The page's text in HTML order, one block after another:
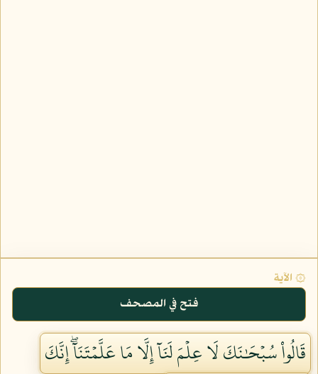
۞ الآية
فتح في المصحف
قَالُواْ سُبۡحَٰنَكَ لَا عِلۡمَ لَنَآ إِلَّا مَا عَلَّمۡتَنَآۖ إِنَّكَ